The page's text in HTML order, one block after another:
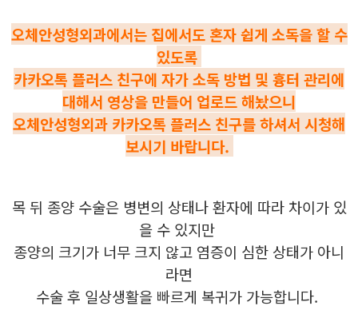
오체안성형외과에서는 집에서도 혼자 쉽게 소독을 할 수
있도록
카카오톡 플러스 친구에 자가 소독 방법 및 흉터 관리에
대해서 영상을 만들어 업로드 해놨으니
오체안성형외과 카카오톡 플러스 친구를 하셔서 시청해
보시기 바랍니다.
목 뒤 종양 수술은 병변의 상태나 환자에 따라 차이가 있
을 수 있지만
종양의 크기가 너무 크지 않고 염증이 심한 상태가 아니
라면
수술 후 일상생활을 빠르게 복귀가 가능합니다.